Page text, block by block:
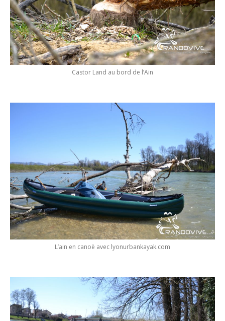
Castor Land au bord de l’Ain
L’ain en canoë avec lyonurbankayak.com